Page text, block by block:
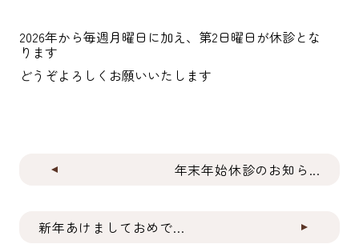
2026年から毎週月曜日に加え、第2日曜日が休診とな
ります
どうぞよろしくお願いいたします
年末年始休診のお知ら...
新年あけましておめで...